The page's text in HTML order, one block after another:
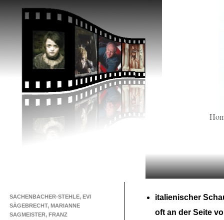
SACHENBACHER-STEHLE, EVI
SÄGEBRECHT, MARIANNE
SAGMEISTER, FRANZ
italienischer
oft an der Seite